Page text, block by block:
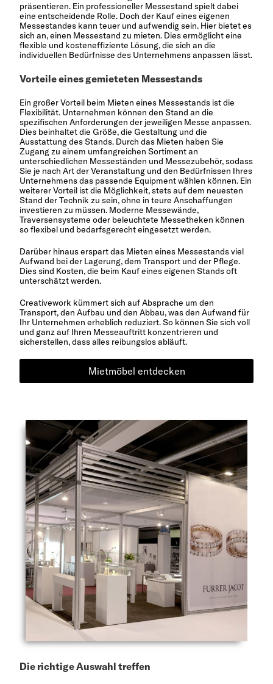
präsentieren. Ein professioneller Messestand spielt dabei
eine entscheidende Rolle. Doch der Kauf eines eigenen
Messestandes kann teuer und aufwendig sein. Hier bietet es
sich an, einen Messestand zu mieten. Dies ermöglicht eine
flexible und kosteneffiziente Lösung, die sich an die
individuellen Bedürfnisse des Unternehmens anpassen lässt.
Vorteile eines gemieteten Messestands
Ein großer Vorteil beim Mieten eines Messestands ist die
Flexibilität. Unternehmen können den Stand an die
spezifischen Anforderungen der jeweiligen Messe anpassen.
Dies beinhaltet die Größe, die Gestaltung und die
Ausstattung des Stands. Durch das Mieten haben Sie
Zugang zu einem umfangreichen Sortiment an
unterschiedlichen Messeständen und Messezubehör, sodass
Sie je nach Art der Veranstaltung und den Bedürfnissen Ihres
Unternehmens das passende Equipment wählen können. Ein
weiterer Vorteil ist die Möglichkeit, stets auf dem neuesten
Stand der Technik zu sein, ohne in teure Anschaffungen
investieren zu müssen. Moderne Messewände,
Traversensysteme oder beleuchtete Messetheken können
so flexibel und bedarfsgerecht eingesetzt werden.
Darüber hinaus erspart das Mieten eines Messestands viel
Aufwand bei der Lagerung, dem Transport und der Pflege.
Dies sind Kosten, die beim Kauf eines eigenen Stands oft
unterschätzt werden.
Creativework kümmert sich auf Absprache um den
Transport, den Aufbau und den Abbau, was den Aufwand für
Ihr Unternehmen erheblich reduziert. So können Sie sich voll
und ganz auf Ihren Messeauftritt konzentrieren und
sicherstellen, dass alles reibungslos abläuft.
Mietmöbel entdecken
Die richtige Auswahl treffen